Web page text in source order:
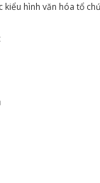
kiểu hình văn hóa tổ